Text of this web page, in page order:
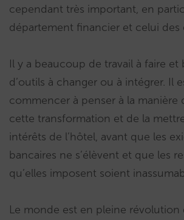
cependant très important, en
département financier et celui des
Il y a beaucoup de travail à faire et
d’outils à changer ou à intégrer. Il
commencer à penser à la manière
cette transformation et de la
intérêts de l’hôtel, avant que les
bancaires ne s’élèvent et que les
qu’elles imposent soient
Le monde est en pleine révolution